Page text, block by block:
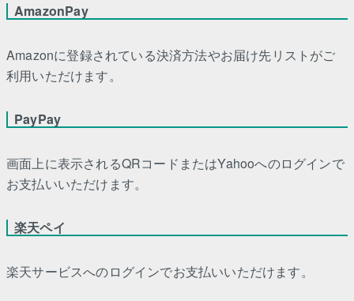
AmazonPay
Amazonに登録されている決済方法やお届け先リストがご
利用いただけます。
PayPay
画面上に表示されるQRコードまたはYahooへのログインで
お支払いいただけます。
楽天ペイ
楽天サービスへのログインでお支払いいただけます。